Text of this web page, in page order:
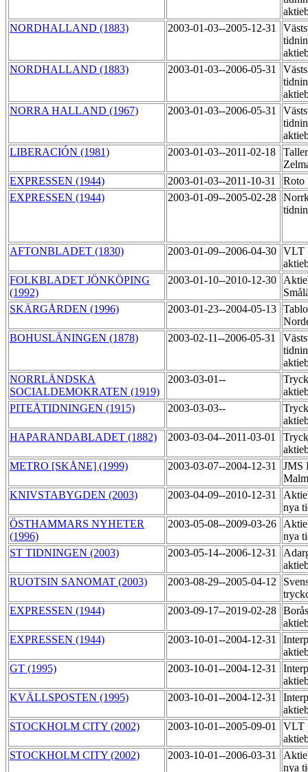
NORDHALLAND (1883)
2003-01-03--2005-12-31
NORDHALLAND (1883)
2003-01-03--2006-05-31
NORRA HALLAND (1967)
2003-01-03--2006-05-31
LIBERACIÓN (1981)
2003-01-03--2011-02-18
EXPRESSEN (1944)
2003-01-03--2011-10-31
Roto
EXPRESSEN (1944)
2003-01-09--2005-02-28
AFTONBLADET (1830) 2003-01-09--2006-04-30 VLT
FOLKBLADET JÖNKÖPING
(1992)
2003-01-10--2010-12-30
SKÄRGÅRDEN (1996)
2003-01-23--2004-05-13
BOHUSLÄNINGEN (1878)
2003-02-11--2006-05-31
NORRLÄNDSKA
SOCIALDEMOKRATEN (1919)
2003-03-01--
PITEÅTIDNINGEN (1915)
2003-03-03--
HAPARANDABLADET (1882)
2003-03-04--2011-03-01
METRO [SKÅNE] (1999)
2003-03-07--2004-12-31
JMS
KNIVSTABYGDEN (2003)
2003-04-09--2010-12-31
nya
ÖSTHAMMARS NYHETER
(1996)
2003-05-08--2009-03-26
nya
ST TIDNINGEN (2003)
2003-05-14--2006-12-31
RUOTSIN SANOMAT (2003)
2003-08-29--2005-04-12
EXPRESSEN (1944)
2003-09-17--2019-02-28
EXPRESSEN (1944)
2003-10-01--2004-12-31
GT (1995)
2003-10-01--2004-12-31
KVÄLLSPOSTEN (1995)
2003-10-01--2004-12-31
STOCKHOLM CITY (2002)
2003-10-01--2005-09-01
VLT
STOCKHOLM CITY (2002)
2003-10-01--2006-03-31
nya